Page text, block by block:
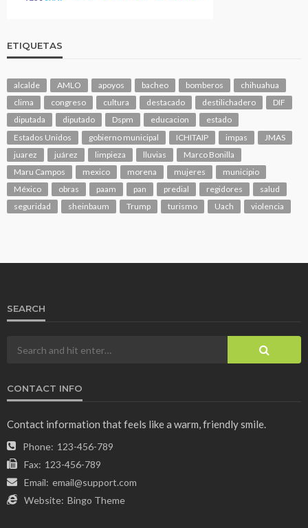
ETIQUETAS
alcalde AMLO apoyos bacheo bomberos
chihuahua
clima
congreso cultura destacado destilichadero
DIF
diputada
diputado Dspm educacion
estado
Estados Unidos
gobierno municipal ICHITAIP impas
JMAS
juarez
juárez limpieza lluvias
Marco Bonilla
Maru Campos
mexico morena mujeres
municipio
México
obras paam pan predial regidores
salud
seguridad
sheinbaum Trump turismo Uach violencia
SEARCH
CONTACT INFO
Contact information that feels like a warm, friendly smile.
Phone: 123-456-789
Fax: 123-456-789
Email: email@support.com
Website: Bingo Theme